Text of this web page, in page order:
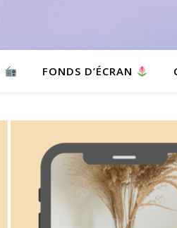
FONDS D’ÉCRAN